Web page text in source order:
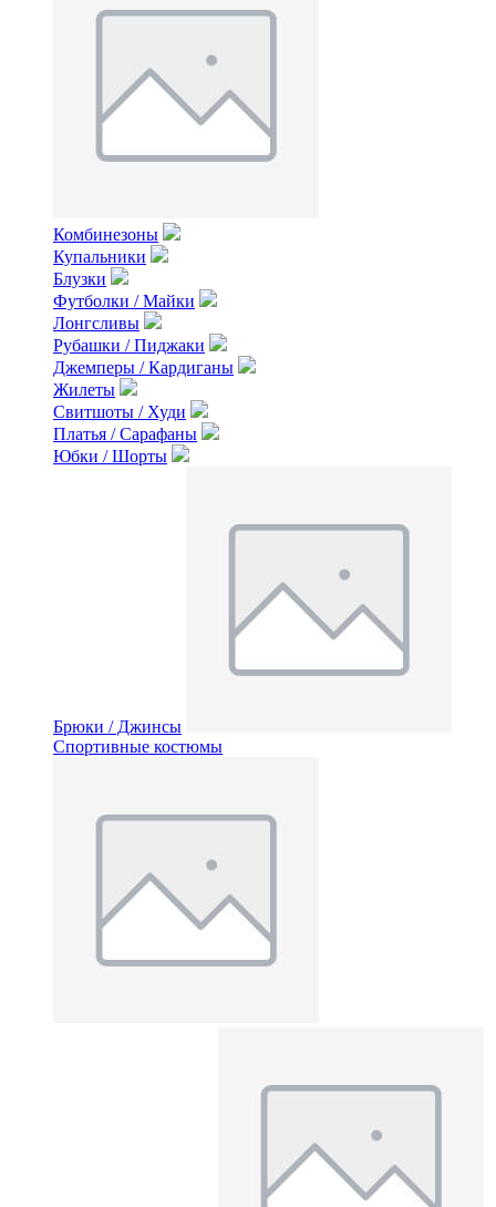
Комбинезоны
Купальники
Блузки
Футболки / Майки
Лонгсливы
Рубашки / Пиджаки
Джемперы / Кардиганы
Жилеты
Свитшоты / Худи
Платья / Сарафаны
Юбки / Шорты
Брюки / Джинсы
Спортивные костюмы